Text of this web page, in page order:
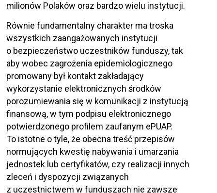
milionów Polaków oraz bardzo wielu instytucji.
Równie fundamentalny charakter ma troska
wszystkich zaangażowanych instytucji
o bezpieczeństwo uczestników funduszy, tak
aby wobec zagrożenia epidemiologicznego
promowany był kontakt zakładający
wykorzystanie elektronicznych środków
porozumiewania się w komunikacji z instytucją
finansową, w tym podpisu elektronicznego
potwierdzonego profilem zaufanym ePUAP.
To istotne o tyle, że obecna treść przepisów
normujących kwestię nabywania i umarzania
jednostek lub certyfikatów, czy realizacji innych
zleceń i dyspozycji związanych
z uczestnictwem w funduszach nie zawsze